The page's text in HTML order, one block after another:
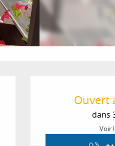
Ouvert
dans
Voir